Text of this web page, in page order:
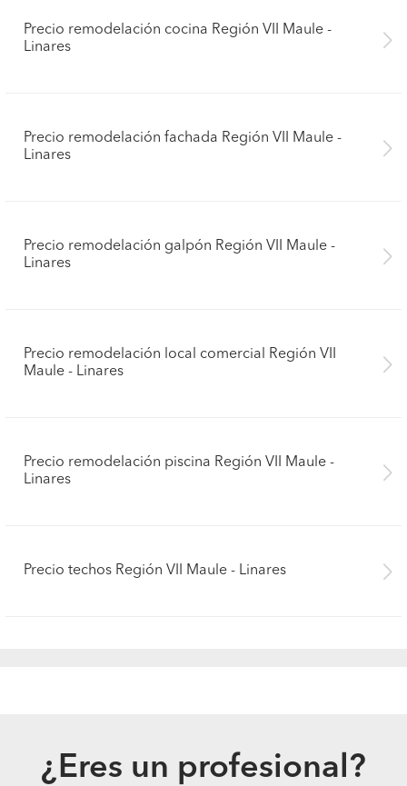
Precio remodelación cocina Región VII Maule -
Linares
Precio remodelación fachada Región VII Maule -
Linares
Precio remodelación galpón Región VII Maule -
Linares
Precio remodelación local comercial Región VII
Maule - Linares
Precio remodelación piscina Región VII Maule -
Linares
Precio techos Región VII Maule - Linares
¿Eres un profesional?